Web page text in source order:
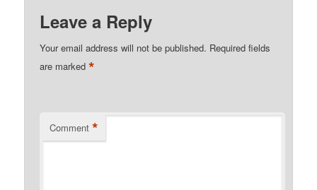
Leave a Reply
Your email address will not be published. Required fields
are marked*
Comment *